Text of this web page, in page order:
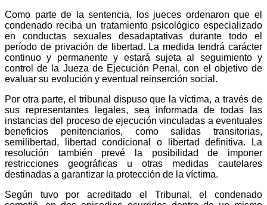
Como parte de la sentencia, los jueces ordenaron que el
condenado reciba un tratamiento psicológico especializado
en conductas sexuales desadaptativas durante todo el
período de privación de libertad. La medida tendrá carácter
continuo y permanente y estará sujeta al seguimiento y
control de la Jueza de Ejecución Penal, con el objetivo de
evaluar su evolución y eventual reinserción social.
Por otra parte, el tribunal dispuso que la víctima, a través de
sus representantes legales, sea informada de todas las
instancias del proceso de ejecución vinculadas a eventuales
beneficios penitenciarios, como salidas transitorias,
semilibertad, libertad condicional o libertad definitiva. La
resolución también prevé la posibilidad de imponer
restricciones geográficas u otras medidas cautelares
destinadas a garantizar la protección de la víctima.
Según tuvo por acreditado el Tribunal, el condenado